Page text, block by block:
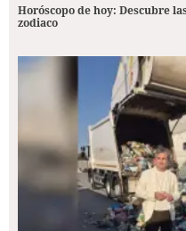
Horóscopo de hoy: Descubre
zodiaco